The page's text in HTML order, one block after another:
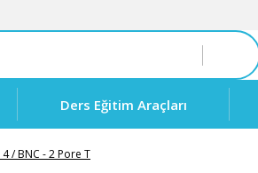
Ders Eğitim Araçları
/ BNC - 2 Pore T